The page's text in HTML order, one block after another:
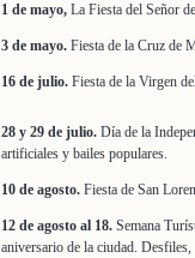
1 de mayo, La Fiesta del Señor
3 de mayo. Fiesta de la Cruz de
16 de julio. Fiesta de la Virgen
28 y 29 de julio. Día de la
artificiales y bailes populares.
10 de agosto. Fiesta de San
12 de agosto al 18. Semana
aniversario de la ciudad.